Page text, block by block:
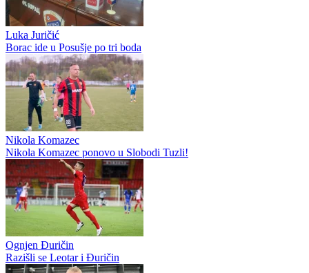
Miloš Jojić
Miloš Jojić pred derbi sa Zrinjskim: Fokusirani smo na sebe,
vjerujem u pozitivan rezultat
Nikola Mojović
Mojović: Lider se mora respektovati